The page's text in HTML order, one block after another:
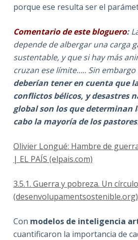
porque ese resulta ser el
Comentario de este bloguero:
depende de albergar una carga
sustentable, y que si hay más
cruzan ese límite….. Sin embargo
deberían tener en cuenta que
conflictos bélicos, y desastres
global son los que determinan
cabo la mayoría de los pastores
Olivier Longué: Hambre de
| EL PAÍS (elpais.com)
3.5.1. Guerra y pobreza. Un
(desenvolupamentsostenible.org)
Con modelos de inteligencia
cuantificaron la importancia de